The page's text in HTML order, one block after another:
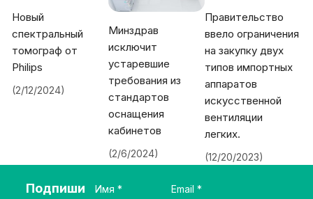
Новый
спектральный
томограф от
Philips
(2/12/2024)
Минздрав
исключит
устаревшие
требования из
стандартов
оснащения
кабинетов
(2/6/2024)
Правительство
ввело ограничения
на закупку двух
типов импортных
аппаратов
искусственной
вентиляции
легких.
(12/20/2023)
Подпиши
Имя Email